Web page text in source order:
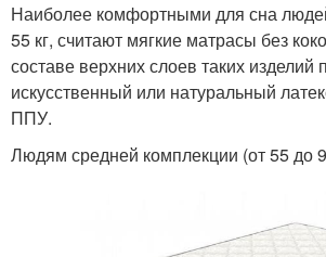
Наиболее комфортными для сна
55 кг, считают мягкие матрасы без
составе верхних слоев таких изделий
искусственный или натуральный
ППУ.
Людям средней комплекции (от 55 до